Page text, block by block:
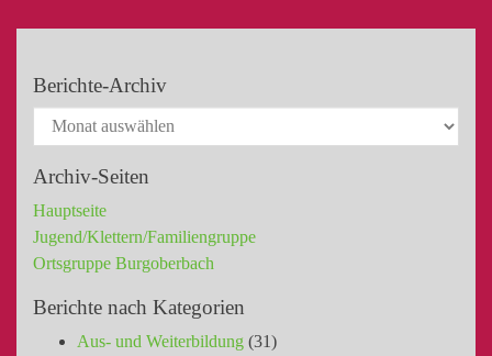
Berichte-Archiv
Archiv-Seiten
Hauptseite
Jugend/Klettern/Familiengruppe
Ortsgruppe Burgoberbach
Berichte nach Kategorien
Aus- und Weiterbildung (31)